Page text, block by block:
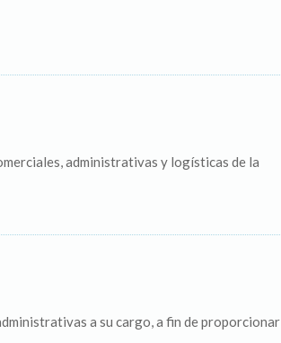
administrativas y logísticas de la
a su cargo, a fin de proporcionar